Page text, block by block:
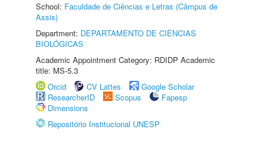
School: Faculdade de Ciências e Letras (Câmpus de
Assis)
Department: DEPARTAMENTO DE CIÊNCIAS
BIOLÓGICAS
Academic Appointment Category: RDIDP Academic
title: MS-5.3
Orcid
CV Lattes
Google Scholar
ResearcherID
Scopus
Fapesp
Dimensions
Repositório Institucional UNESP